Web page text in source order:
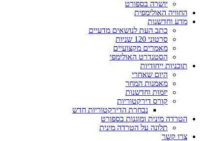
יושרה בספורט
החוויה האולימפית
מדע וחדשנות
כתב העת לנושאים מדעיים
סרטוני 120 שניות
מאמרים מקצועיים
הסטנדרט האולימפי
תוכניות ייחודיות
היום שאחרי
מאמנות המחר
יזמות וחדשנות
קורס דירקטוריות
נבחרת הדירקטוריות חדש
הטרדה מינית ומוגנות בספורט
תלונה על הטרדה מינית
צרו קשר